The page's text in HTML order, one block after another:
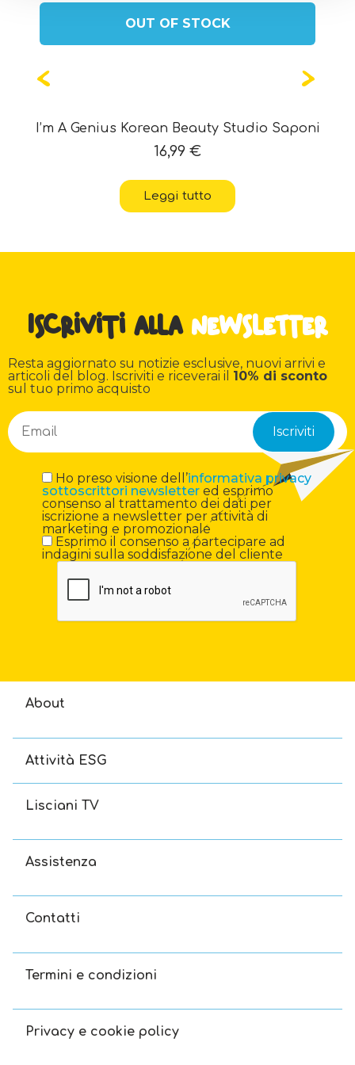
OUT OF STOCK
I’m A Genius Korean Beauty Studio Saponi
16,99 €
Leggi tutto
Iscriviti alla newsletter
Resta aggiornato su notizie esclusive, nuovi arrivi e
articoli del blog. Iscriviti e riceverai il 10% di sconto
sul tuo primo acquisto
Ho preso visione dell’informativa privacy
sottoscrittori newslettered esprimo
consenso al trattamento dei dati per
iscrizione a newsletter per attività di
marketing e promozionale
Esprimo il consenso a partecipare ad
indagini sulla soddisfazione del cliente
About
Attività ESG
Lisciani TV
Assistenza
Contatti
Termini e condizioni
Privacy e cookie policy